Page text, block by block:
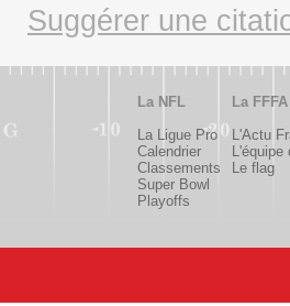
Suggérer une
La NFL
La Ligue Pro
Calendrier
Classements
Super Bowl
Playoffs
La FFFA
L'Actu
L'équipe
Le flag